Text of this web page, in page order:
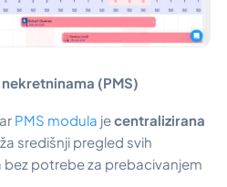
(PMS)
PMS modula jecentralizirana
središnji pregled svih
potrebe za prebacivanjem